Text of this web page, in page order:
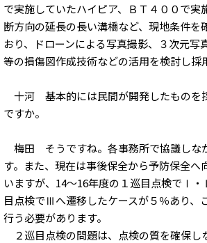
で実施していたハイピア、ＢＴ４００で実
断方向の延長の長い溝橋など、現地条件を
おり、ドローンによる写真撮影、３次元写
等の損傷図作成技術などの活用を検討し採
十河 基本的には民間が開発したものを
ですか。
梅田 そうですね。各事務所で協議しな
す。また、現在は事後保全から予防保全へ
いますが、14～16年度の１巡目点検でⅠ
目点検でⅢへ遷移したケースが５％あり、
行う必要があります。
２巡目点検の問題は、点検の質を確保し